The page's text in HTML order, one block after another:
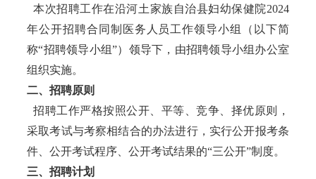
本次招聘工作在沿河土家族自治县妇幼保健院2024
年公开招聘合同制医务人员工作领导小组（以下简
称“招聘领导小组”）领导下，由招聘领导小组办公室
组织实施。
二、招聘原则
招聘工作严格按照公开、平等、竞争、择优原则，
采取考试与考察相结合的办法进行，实行公开报考条
件、公开考试程序、公开考试结果的“三公开”制度。
三、招聘计划